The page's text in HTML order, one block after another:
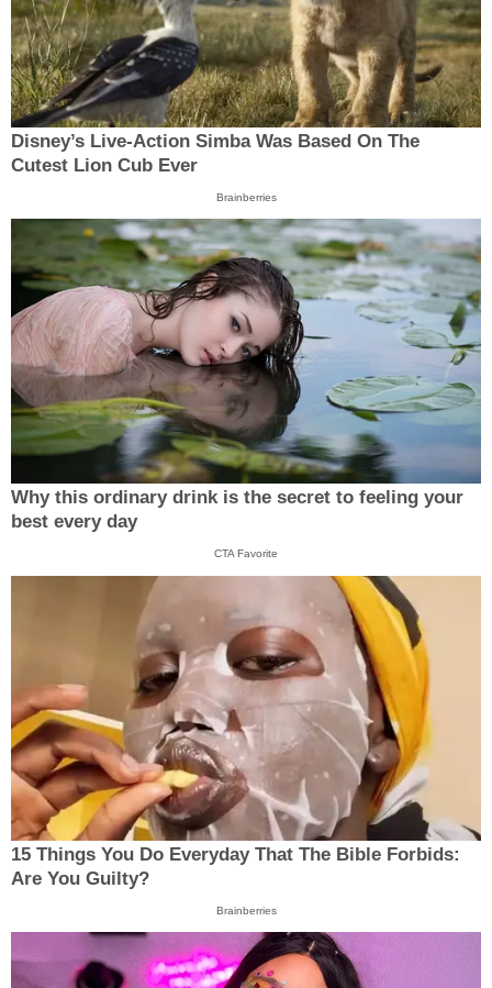
Disney’s Live-Action Simba Was Based On The
Cutest Lion Cub Ever
Brainberries
Why this ordinary drink is the secret to feeling your
best every day
CTA Favorite
15 Things You Do Everyday That The Bible Forbids:
Are You Guilty?
Brainberries